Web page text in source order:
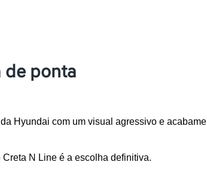
de ponta
Hyundai com um visual agressivo e
N Line é a escolha definitiva.